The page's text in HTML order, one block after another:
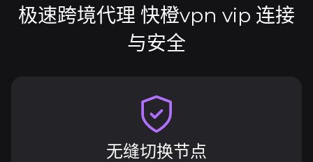
极速跨境代理 快橙vpn vip 连接
与安全
无缝切换节点